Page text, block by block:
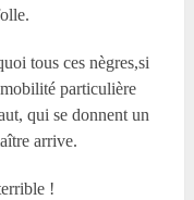
tous ces nègres,si
particulière
qui se donnent un
arrive.
!